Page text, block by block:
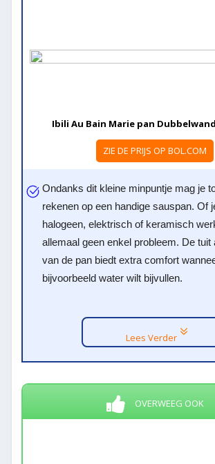
Ibili Au Bain Marie pan
ZIE DE PRIJS OP BOL.COM
Ondanks dit kleine minpuntje mag je
rekenen op een handige sauspan. Of
halogeen, elektrisch of keramisch
allemaal geen enkel probleem. De tuit
van de pan biedt extra comfort
bijvoorbeeld water wilt bijvullen.
Lees Verder
OVERWEEG OOK